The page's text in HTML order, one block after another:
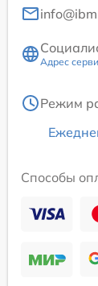
Адрес
Режим
Способы